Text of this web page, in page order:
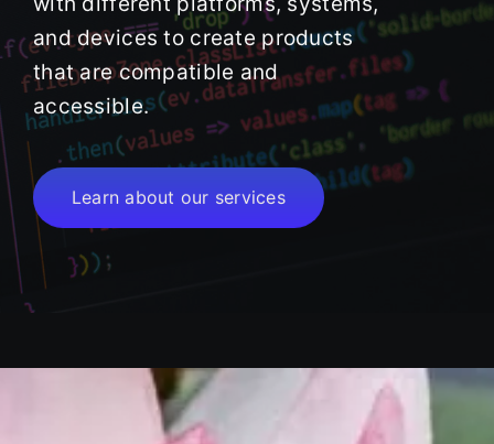
and devices to create products
that are compatible and
accessible.
Learn about our services